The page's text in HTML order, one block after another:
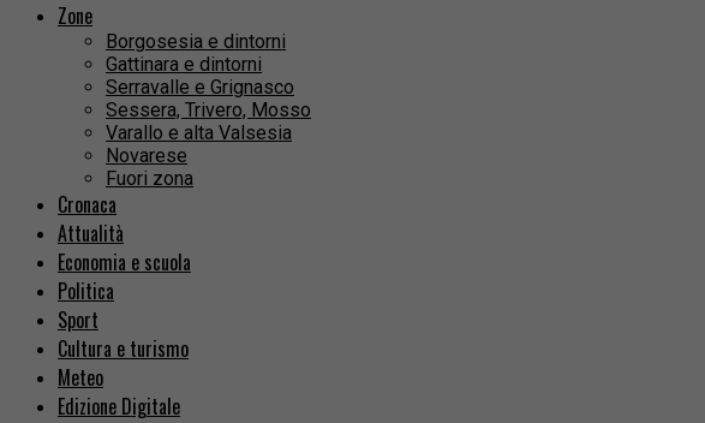
Zone
Borgosesia e dintorni
Gattinara e dintorni
Serravalle e Grignasco
Sessera, Trivero, Mosso
Varallo e alta Valsesia
Novarese
Fuori zona
Cronaca
Attualità
Economia e scuola
Politica
Sport
Cultura e turismo
Meteo
Edizione Digitale